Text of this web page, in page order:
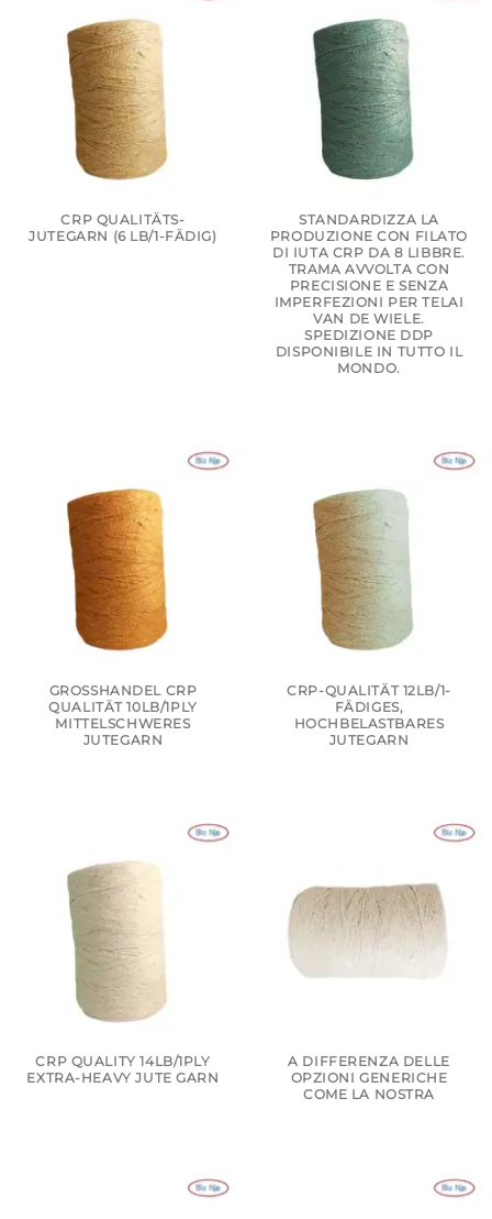
CRP QUALITÄTS-
JUTEGARN (6 LB/1-FÄDIG)
STANDARDIZZA LA
PRODUZIONE CON FILATO
DI IUTA CRP DA 8 LIBBRE.
TRAMA AVVOLTA CON
PRECISIONE E SENZA
IMPERFEZIONI PER TELAI
VAN DE WIELE.
SPEDIZIONE DDP
DISPONIBILE IN TUTTO IL
MONDO.
GROSSHANDEL CRP Q
UALITÄT 10LB/1PLY M
ITTELSCHWERES J
UTEGARN
CRP-QUALITÄT 12LB/1-
FÄDIGES,
HOCHBELASTBARES
JUTEGARN
CRP QUALITY 14LB/1PLY
EXTRA-HEAVY JUTE GARN
A DIFFERENZA DELLE
OPZIONI GENERICHE
COME LA NOSTRA